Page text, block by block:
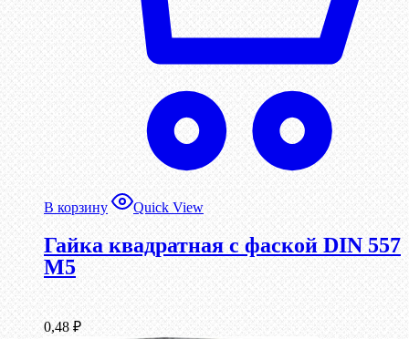
В корзину Quick View
Гайка квадратная с фаской DIN 557
М5
0,48 ₽